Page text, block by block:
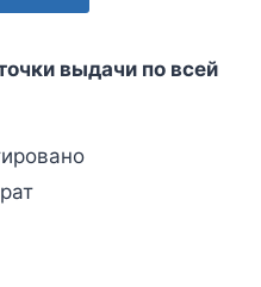
выдачи по всей